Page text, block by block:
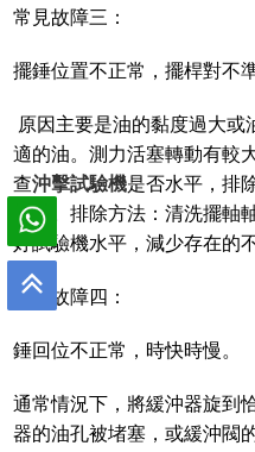
常見故障三：
擺錘位置不正常，擺桿對不
原因主要是油的黏度過大或
適的油。測力活塞轉動有較
查沖擊試驗機是否水平，排
擦力。排除方法：清洗擺軸
好試驗機水平，減少存在的
常見故障四：
錘回位不正常，時快時慢。
通常情況下，將緩沖器旋到
器的油孔被堵塞，或緩沖閥